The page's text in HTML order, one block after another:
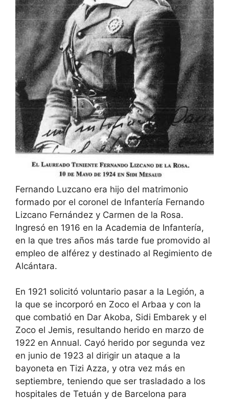
Fernando Luzcano era hijo del matrimonio
formado por el coronel de Infantería Fernando
Lizcano Fernández y Carmen de la Rosa.
Ingresó en 1916 en la Academia de Infantería,
en la que tres años más tarde fue promovido al
empleo de alférez y destinado al Regimiento de
Alcántara.
En 1921 solicitó voluntario pasar a la Legión, a
la que se incorporó en Zoco el Arbaa y con la
que combatió en Dar Akoba, Sidi Embarek y el
Zoco el Jemis, resultando herido en marzo de
1922 en Annual. Cayó herido por segunda vez
en junio de 1923 al dirigir un ataque a la
bayoneta en Tizi Azza, y otra vez más en
septiembre, teniendo que ser trasladado a los
hospitales de Tetuán y de Barcelona para